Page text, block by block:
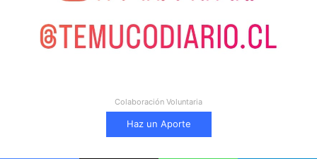
Colaboración Voluntaria
Haz un Aporte